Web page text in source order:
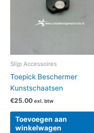
Slijp Accessoires
Toepick Beschermer
Kunstschaatsen
€25.00 exl. btw
Toevoegen aan
winkelwagen